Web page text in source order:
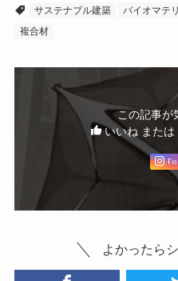
サステナブル建築
バイオマテ
複合材
この記事が
いいね または
よかったら